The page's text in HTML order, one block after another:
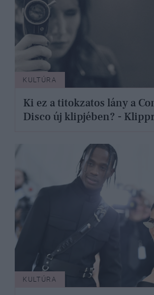
KULTÚRA
Ki ez a titokzatos lány a
Disco új klipjében? -
KULTÚRA